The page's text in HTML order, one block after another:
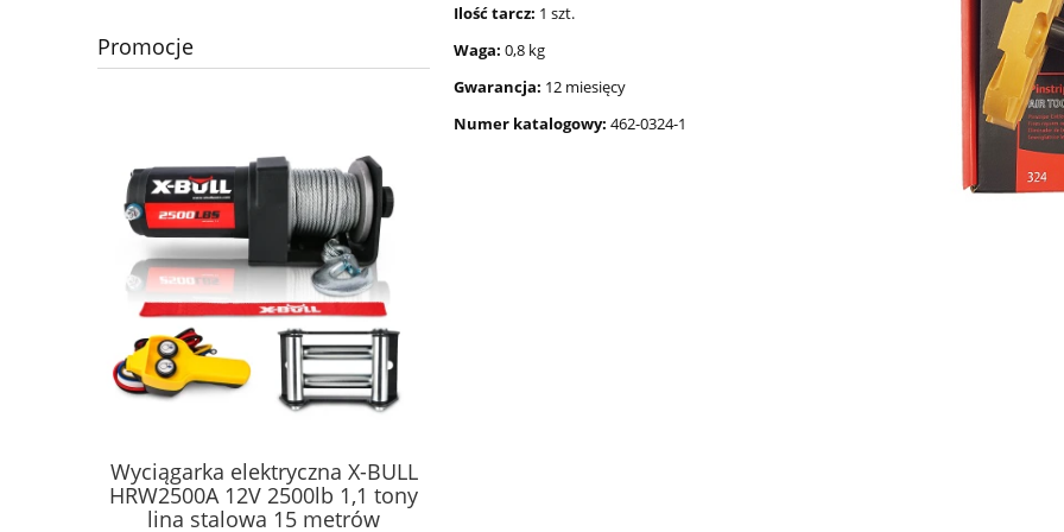
Promocje
Wycinarka do wkładów
naprawczych PSO HC 1000
Ilość tarcz: 1 szt.
Waga: 0,8 kg
Gwarancja: 12 miesięcy
Numer katalogowy: 462-0324-1